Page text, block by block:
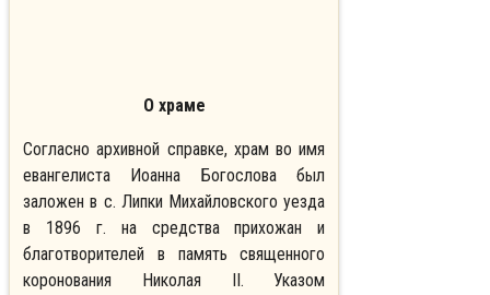
О храме
Согласно архивной справке, храм во имя
евангелиста Иоанна Богослова был
заложен в с. Липки Михайловского уезда
в 1896 г. на средства прихожан и
благотворителей в память священного
коронования Николая II. Указом